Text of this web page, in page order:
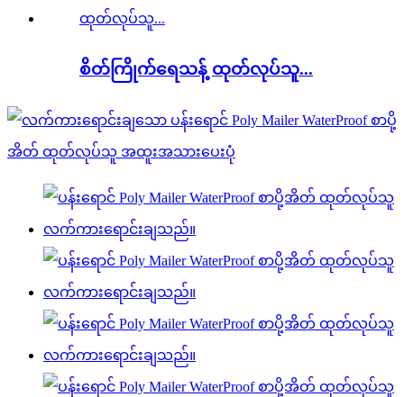
စိတ်ကြိုက်ရေသန့် ထုတ်လုပ်သူ...